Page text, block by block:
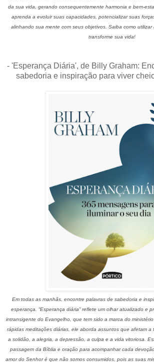
da sua vida, gerando consequentemente harmonia e bem-
aprenda a evoluir suas capacidades, potencializar suas
alinhando sua mente com seus objetivos. Saiba como
transforme sua vida!
- 'Esperança Diária', de Billy Graham:
sabedoria e inspiração para viver
Em todas as manhãs, encontre palavras de sabedoria e
esperança. “Esperança diária” reflete um olhar atualizado e
intransigente do Evangelho, que tem sido a marca do
rápidas meditações diárias, ele aborda assuntos que afetam a
a solidão, a alegria, a depressão, a culpa e a vida vitoriosa.
passagem da Bíblia e oração para acompanhar cada
amor do Senhor é que não somos consumidos, pois as suas